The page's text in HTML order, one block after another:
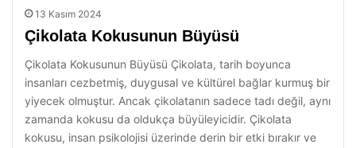
13 Kasım 2024
Çikolata Kokusunun Büyüsü
Çikolata Kokusunun Büyüsü Çikolata, tarih boyunca
insanları cezbetmiş, duygusal ve kültürel bağlar kurmuş bir
yiyecek olmuştur. Ancak çikolatanın sadece tadı değil, aynı
zamanda kokusu da oldukça büyüleyicidir. Çikolata
kokusu, insan psikolojisi üzerinde derin bir etki bırakır ve